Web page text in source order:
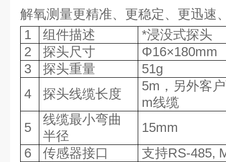
解氧测量更精准、更稳定、更迅速
1
组件描述
*浸没式探头
2
探头尺寸 Φ16×180mm
3
探头重量
51g
4
探头线缆长度
5m，另外客
m线缆
5
线缆最小弯曲
半径
15mm
6
传感器接口 支持RS-485,